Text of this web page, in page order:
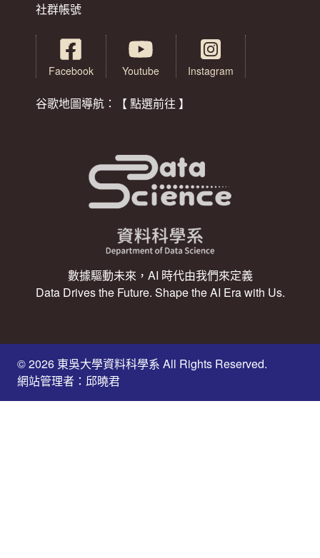
社群帳號
Facebook Youtube Instagram
谷歌地圖導航：【 點選前往 】
數據驅動未來，AI 時代由我們來定義
Data Drives the Future. Shape the AI Era with Us.
© 2026 東吳大學資料科學系 All Rights Reserved.
網站管理者：邱曉君